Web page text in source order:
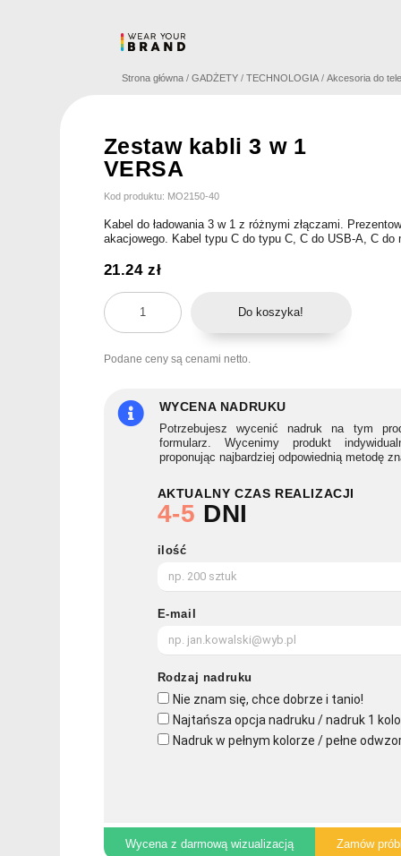
Strona główna /GADŻETY /TECHNOLOGIA /Akcesoria do
Zestaw kabli 3 w 1
VERSA
Kod produktu: MO2150-40
Kabel do ładowania 3 w 1 z różnymi złączami.
akacjowego. Kabel typu C do typu C, C do USB-A, C do
21.24zł
ilość
Zestaw
3
VERSA
Do koszyka!
Podane ceny są cenami netto.
WYCENA NADRUKU
Potrzebujesz wycenić nadruk na tym
formularz. Wycenimy produkt
proponując najbardziej odpowiednią metodę
AKTUALNY CZAS REALIZACJI
4-5 DNI
ilość
E-mail
Rodzaj nadruku
Nie znam się, chce dobrze i tanio!
Najtańsza opcja nadruku / nadruk 1
Nadruk w pełnym kolorze / pełne
Wycena z darmową wizualizacją Zamów